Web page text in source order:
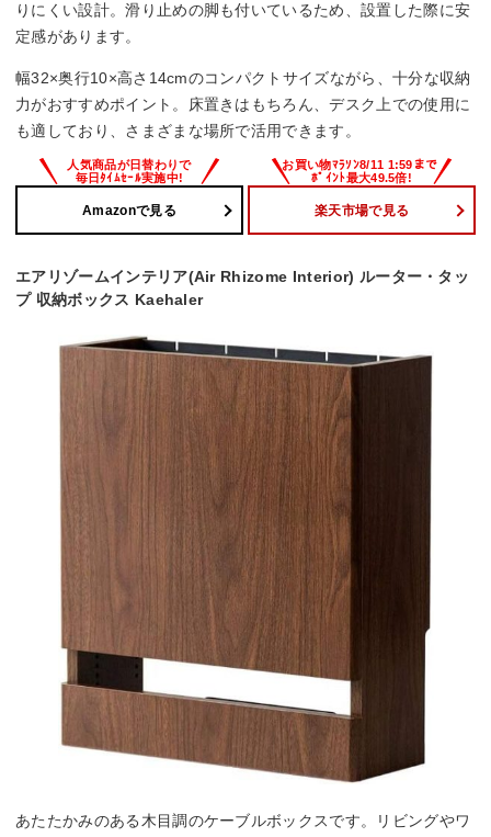
りにくい設計。滑り止めの脚も付いているため、設置した際に安
定感があります。
幅32×奥行10×高さ14cmのコンパクトサイズながら、十分な収納
力がおすすめポイント。床置きはもちろん、デスク上での使用に
も適しており、さまざまな場所で活用できます。
Amazonで見る 楽天市場で見る
エアリゾームインテリア(Air Rhizome Interior) ルーター・タッ
プ 収納ボックス Kaehaler
あたたかみのある木目調のケーブルボックスです。リビングやワ